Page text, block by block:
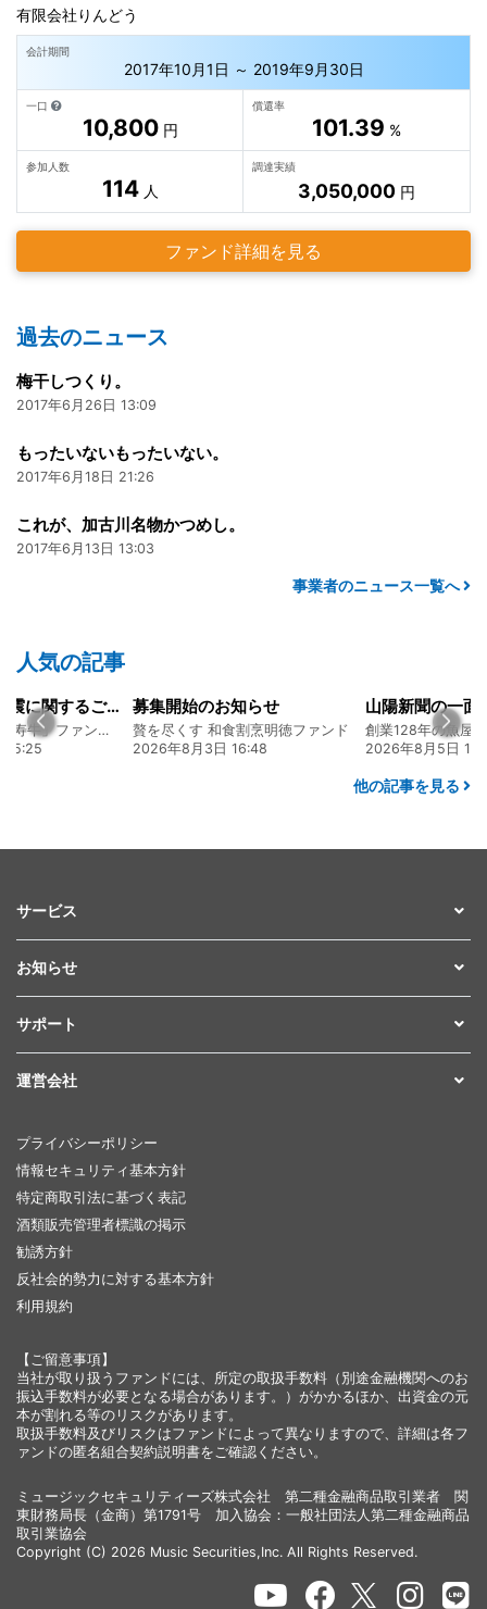
有限会社りんどう
会計期間
2017年10月1日 ～ 2019年9月30日
一口
10,800円
償還率
101.39 %
参加人数
114人
調達実績
3,050,000 円
ファンド詳細を見る
過去のニュース
梅干しつくり。
2017年6月26日 13:09
もったいないもったいない。
2017年6月18日 21:26
これが、加古川名物かつめし。
2017年6月13日 13:03
事業者のニュース一覧へ
人気の記事
令和8年熊本地震に関するご報告
熊本 あか牛「延寿牛」ファンド2026
15:25
募集開始のお知らせ
贅を尽くす 和食割烹明徳ファンド
2026年8月3日 16:48
2026年8月5日
他の記事を見る
サービス
お知らせ
サポート
運営会社
プライバシーポリシー
情報セキュリティ基本方針
特定商取引法に基づく表記
酒類販売管理者標識の掲示
勧誘方針
反社会的勢力に対する基本方針
利用規約
【ご留意事項】
当社が取り扱うファンドには、所定の取扱手数料（別途金融機関へのお
振込手数料が必要となる場合があります。）がかかるほか、出資金の元
本が割れる等のリスクがあります。
取扱手数料及びリスクはファンドによって異なりますので、詳細は各フ
ァンドの匿名組合契約説明書をご確認ください。
ミュージックセキュリティーズ株式会社 第二種金融商品取引業者 関
東財務局長（金商）第1791号 加入協会：一般社団法人第二種金融商品
取引業協会
Copyright (C) 2026 Music Securities,Inc. All Rights Reserved.